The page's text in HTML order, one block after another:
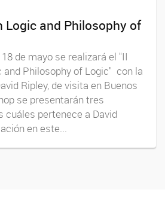
Logic and Philosophy of
de mayo se realizará el "II
and Philosophy of Logic" con la
Ripley, de visita en Buenos
se presentarán tres
cuáles pertenece a David
en este...